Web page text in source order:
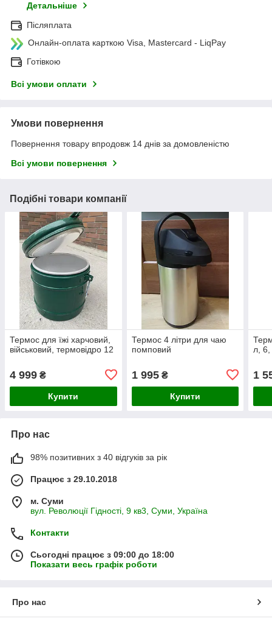
Детальніше
Післяплата
Онлайн-оплата карткою Visa, Mastercard - LiqPay
Готівкою
Всі умови оплати
Умови повернення
Повернення товару впродовж 14 днів за домовленістю
Всі умови повернення
Подібні товари компанії
Термос для їжі харчовий,
військовий, термовідро 12
4 999 ₴
Купити
Термос 4 літри для чаю
помповий
1 995₴
Купити
л,
1
Про нас
98% позитивних з 40 відгуків за рік
Працює з 29.10.2018
м. Суми
вул. Революції Гідності, 9 кв3, Суми, Україна
Контакти
Сьогодні працює з 09:00 до 18:00
Показати весь графік роботи
Про нас